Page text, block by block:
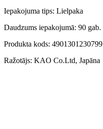
Iepakojuma tips: Lielpaka
Daudzums iepakojumā: 90 gab.
Produkta kods: 4901301230799
Ražotājs: KAO Co.Ltd, Japāna